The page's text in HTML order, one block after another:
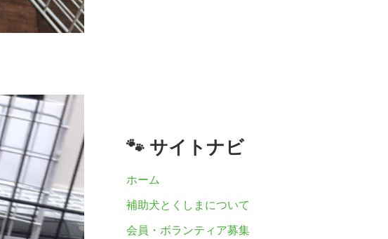
🐾 サイトナビ
ホーム
補助犬とくしまについて
会員・ボランティア募集